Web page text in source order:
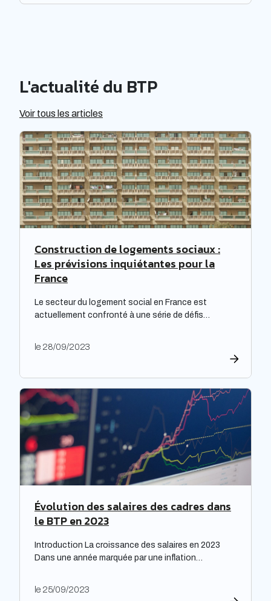
L'actualité du BTP
Voir tous les articles
Construction de logements sociaux :
Les prévisions inquiétantes pour la
France
Le secteur du logement social en France est
actuellement confronté à une série de défis
répondre à leurs obligations de rénovation, mais
étude prospective réalisée par la Banque des
territoires met en lumière les enjeux majeurs […]
le 28/09/2023
Évolution des salaires des cadres dans
le BTP en 2023
Introduction La croissance des salaires en 2023
Dans une année marquée par une inflation
une inflation hors-norme, les entreprises ont mis la
le 25/09/2023